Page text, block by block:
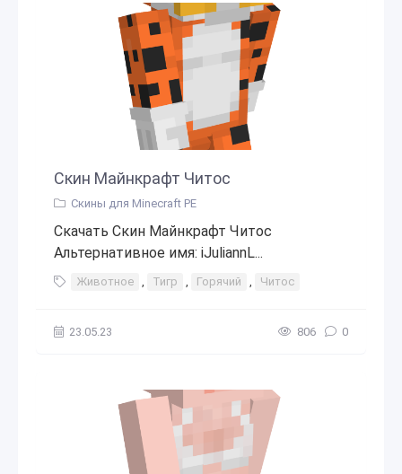
Скин Майнкрафт Читос
Скины для Minecraft PE
Скачать Скин Майнкрафт Читос
Альтернативное имя: iJuliannL...
Животное , Тигр , Горячий , Читос
23.05.23 806 0